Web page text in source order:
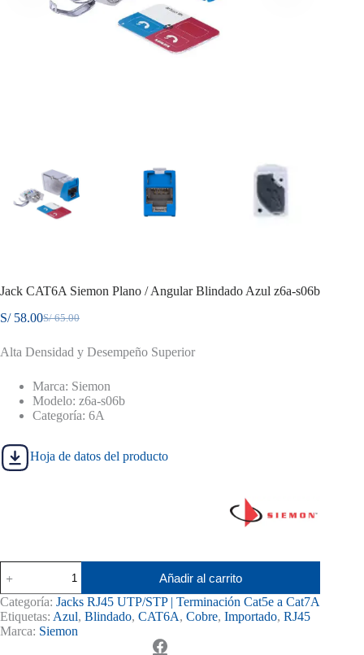
Jack CAT6A Siemon Plano / Angular Blindado Azul z6a-s06b
S/65.00
El
original
S/ 65.00.
S/58.00El
actual
S/ 58.00.
Alta Densidad y Desempeño Superior
Marca: Siemon
Modelo: z6a-s06b
Categoría: 6A
Hoja de datos del producto
CAT6A
Siemon
Plano
/
Angular
Añadir al carrito
Categoría: Jacks RJ45 UTP/STP | Terminación Cat5e a Cat7A
Etiquetas: Azul, Blindado, CAT6A, Cobre, Importado, RJ45
Marca: Siemon